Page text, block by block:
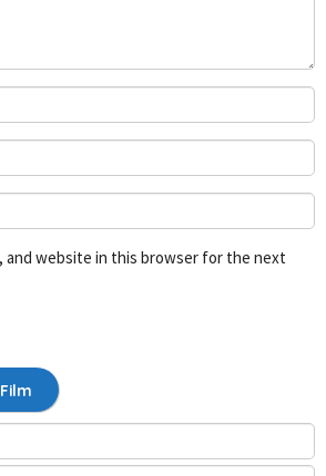
and website in this browser for the next